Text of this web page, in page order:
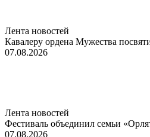
Лента новостей
Кавалеру ордена Мужества
07.08.2026
Лента новостей
Фестиваль объединил семьи
07.08.2026